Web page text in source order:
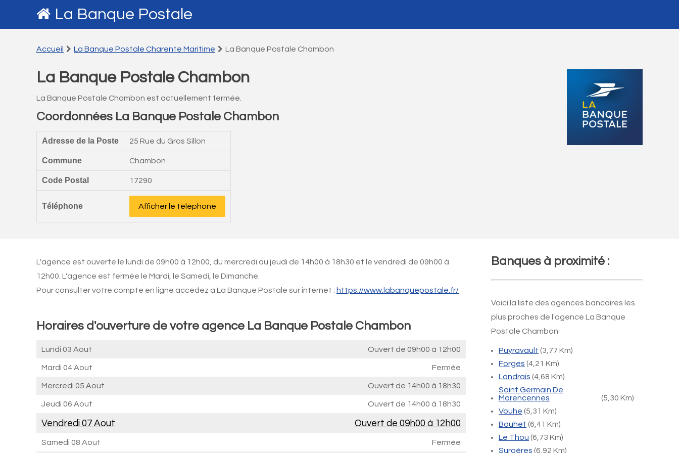
La Banque Postale
Accueil La Banque Postale Charente Maritime La Banque Postale Chambon
La Banque Postale Chambon
La Banque Postale Chambon est actuellement fermée.
Coordonnées La Banque Postale Chambon
Adresse de la Poste 25 Rue du Gros Sillon
Commune Chambon
Code Postal 17290
Téléphone Afficher le téléphone
L'agence est ouverte le lundi de 09h00 à 12h00, du mercredi au jeudi de 14h00 à 18h30 et le vendredi de 09h00 à
12h00. L'agence est fermée le Mardi, le Samedi, le Dimanche.
Pour consulter votre compte en ligne accédez à La Banque Postale sur internet : https://www.labanquepostale.fr/
Horaires d'ouverture de votre agence La Banque Postale Chambon
Lundi 03 Aout Ouvert de 09h00 à 12h00
Mardi 04 Aout Fermée
Mercredi 05 Aout Ouvert de 14h00 à 18h30
Jeudi 06 Aout Ouvert de 14h00 à 18h30
Vendredi 07 Aout Ouvert de 09h00 à 12h00
Samedi 08 Aout Fermée
Banques à proximité :
Voici la liste des agences bancaires les
plus proches de l'agence La Banque
Postale Chambon
Puyravault (3,77 Km)
Forges (4,21 Km)
Landrais (4,68 Km)
Saint Germain De
Marencennes
(5,30 Km)
Vouhe (5,31 Km)
Bouhet (6,41 Km)
Le Thou (6,73 Km)
Surgères (6,92 Km)